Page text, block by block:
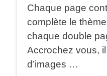
Chaque page
complète le
chaque double
Accrochez vous,
d’images …